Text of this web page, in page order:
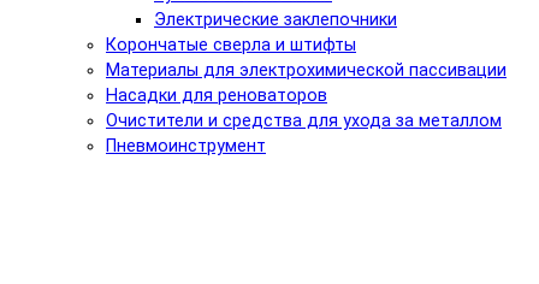
Электрические заклепочники
Корончатые сверла и штифты
Материалы для электрохимической пассивации
Насадки для реноваторов
Очистители и средства для ухода за металлом
Пневмоинструмент